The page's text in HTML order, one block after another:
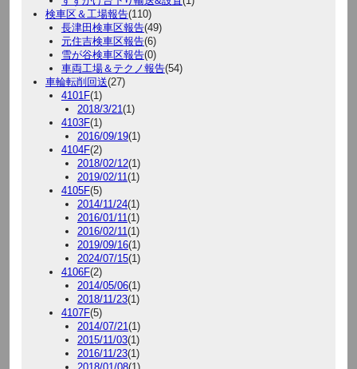
検車区＆工場報告(110)
長津田検車区報告(49)
元住吉検車区報告(6)
雪が谷検車区報告(0)
車両工場＆テクノ報告(54)
車輪転削回送(27)
4101F(1)
2018/3/21(1)
4103F(1)
2016/09/19(1)
4104F(2)
2018/02/12(1)
2019/02/11(1)
4105F(5)
2014/11/24(1)
2016/01/11(1)
2016/02/11(1)
2019/09/16(1)
2024/07/15(1)
4106F(2)
2014/05/06(1)
2018/11/23(1)
4107F(5)
2014/07/21(1)
2015/11/03(1)
2016/11/23(1)
2018/01/08(1)